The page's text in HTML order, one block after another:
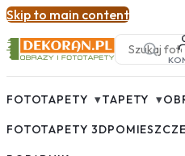
Skip to main content
FOTOTAPETY ▾TAPETY ▾
FOTOTAPETY 3D